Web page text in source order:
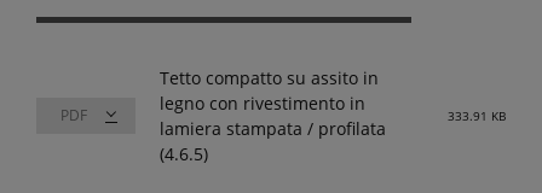
Tetto compatto su assito in
legno con rivestimento in
lamiera stampata / profilata
(4.6.5)
333.91 KB